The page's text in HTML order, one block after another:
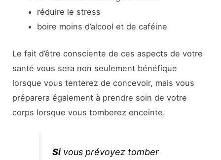
réduire le stress
boire moins d’alcool et de caféine
Le fait d’être consciente de ces aspects de votre
santé vous sera non seulement bénéfique
lorsque vous tenterez de concevoir, mais vous
préparera également à prendre soin de votre
corps lorsque vous tomberez enceinte.
Si vous prévoyez tomber